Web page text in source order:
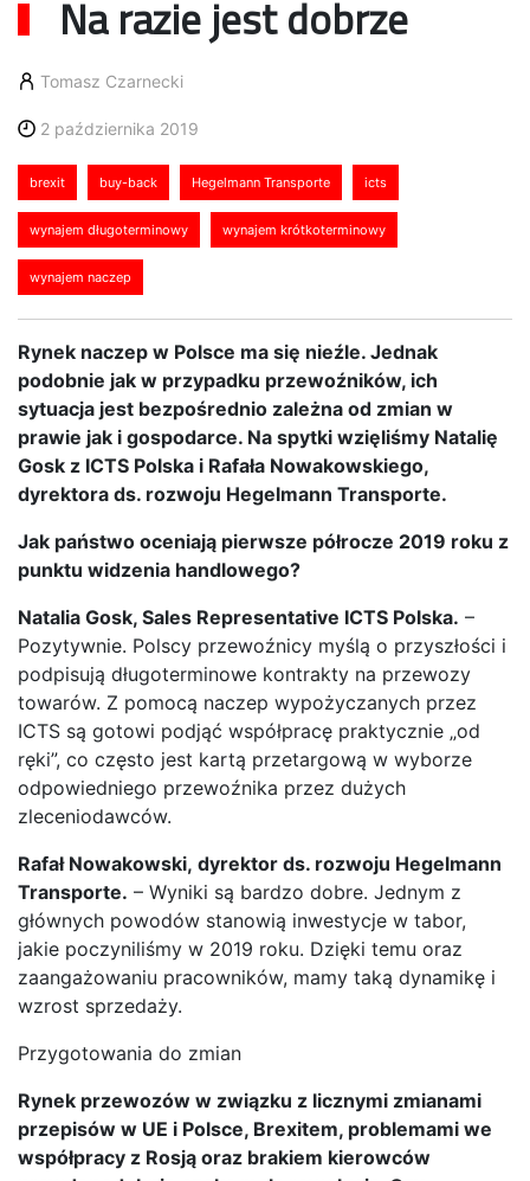
Na razie jest dobrze
Tomasz Czarnecki
2 października 2019
brexit buy-back Hegelmann Transporte icts
wynajem długoterminowy wynajem krótkoterminowy
wynajem naczep
Rynek naczep w Polsce ma się nieźle. Jednak
podobnie jak w przypadku przewoźników, ich
sytuacja jest bezpośrednio zależna od zmian w
prawie jak i gospodarce. Na spytki wzięliśmy Natalię
Gosk z ICTS Polska i Rafała Nowakowskiego,
dyrektora ds. rozwoju Hegelmann Transporte.
Jak państwo oceniają pierwsze półrocze 2019 roku z
punktu widzenia handlowego?
Natalia Gosk, Sales Representative ICTS Polska. –
Pozytywnie. Polscy przewoźnicy myślą o przyszłości i
podpisują długoterminowe kontrakty na przewozy
towarów. Z pomocą naczep wypożyczanych przez
ICTS są gotowi podjąć współpracę praktycznie „od
ręki”, co często jest kartą przetargową w wyborze
odpowiedniego przewoźnika przez dużych
zleceniodawców.
Rafał Nowakowski, dyrektor ds. rozwoju Hegelmann
Transporte. – Wyniki są bardzo dobre. Jednym z
głównych powodów stanowią inwestycje w tabor,
jakie poczyniliśmy w 2019 roku. Dzięki temu oraz
zaangażowaniu pracowników, mamy taką dynamikę i
wzrost sprzedaży.
Przygotowania do zmian
Rynek przewozów w związku z licznymi zmianami
przepisów w UE i Polsce, Brexitem, problemami we
współpracy z Rosją oraz brakiem kierowców